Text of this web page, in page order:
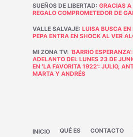
SUEÑOS DE LIBERTAD:GRACIAS
REGALO COMPROMETEDOR DE
VALLE SALVAJE:LUISA BUSCA
PEPA ENTRA EN SHOCK AL VER
MI ZONA TV:‘BARRIO
ADELANTO DEL LUNES 23 DE
EN ‘LA FAVORITA 1922’: JULIO,
MARTA Y ANDRÉS
INICIO QUÉ ES CONTACTO